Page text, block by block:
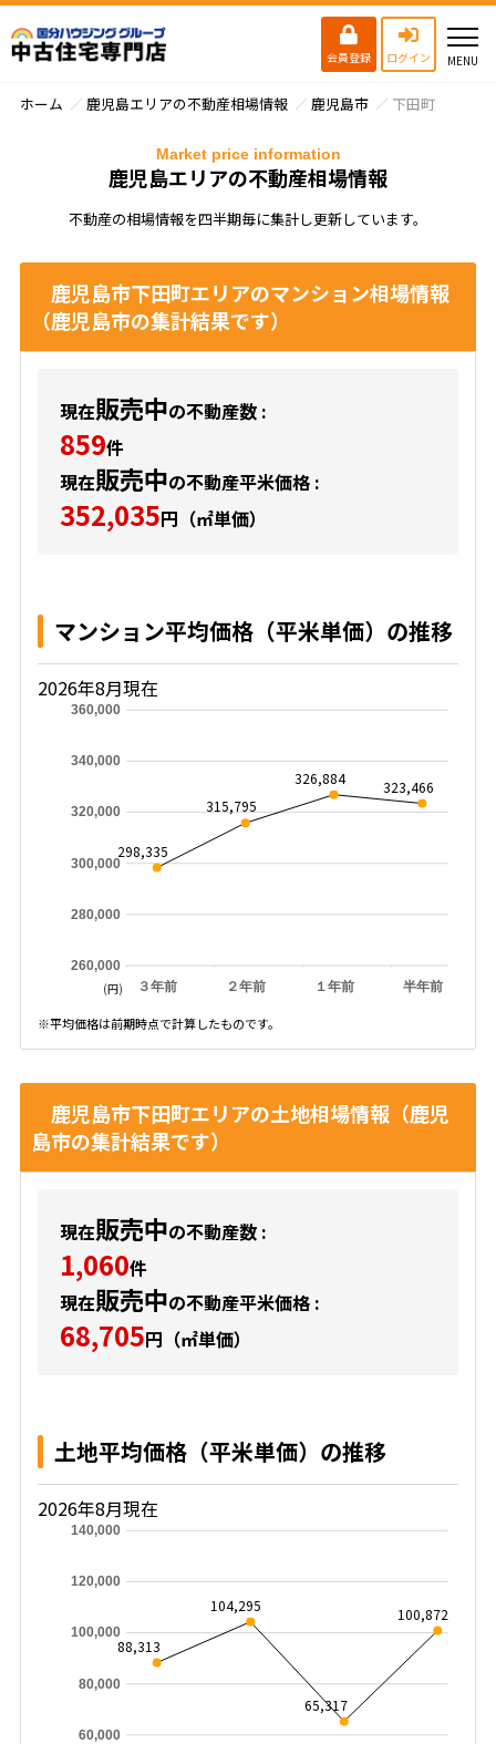
会員登録 ログイン
ホーム 鹿児島エリアの不動産相場情報 鹿児島市 下田町
鹿児島エリアの不動産相場情報
Market price information
不動産の相場情報を四半期毎に集計し更新しています。
鹿児島市下田町エリアのマンション相場情報
（鹿児島市の集計結果です）
現在販売中の不動産数 :
859件
現在販売中の不動産平米価格 :
352,035円（㎡単価）
マンション平均価格（平米単価）の推移
2026年8月現在
３年前 ２年前 １年前 半年前
260,000
280,000
300,000
320,000
340,000
360,000
298,335
315,795
326,884 323,466
(円)
※平均価格は前期時点で計算したものです。
鹿児島市下田町エリアの土地相場情報（鹿児
島市の集計結果です）
現在販売中の不動産数 :
1,060件
現在販売中の不動産平米価格 :
68,705円（㎡単価）
土地平均価格（平米単価）の推移
2026年8月現在
60,000
80,000
100,000
120,000
140,000
88,313
104,295
65,317
100,872